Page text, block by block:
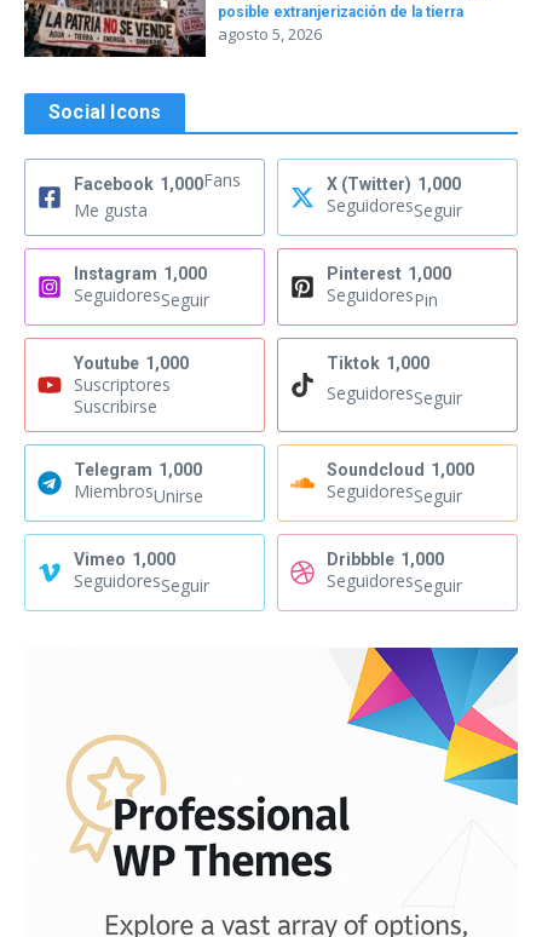
posible extranjerización de la tierra
agosto 5, 2026
Social Icons
Facebook 1,000Fans
Me gusta
X (Twitter) 1,000
SeguidoresSeguir
Instagram 1,000
SeguidoresSeguir
Pinterest 1,000
SeguidoresPin
Youtube 1,000
Suscriptores
Suscribirse
Tiktok 1,000
SeguidoresSeguir
Telegram 1,000
MiembrosUnirse
Soundcloud 1,000
SeguidoresSeguir
Vimeo 1,000
SeguidoresSeguir
Dribbble 1,000
SeguidoresSeguir